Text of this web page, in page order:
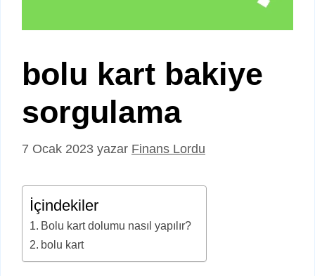
bolu kart bakiye
sorgulama
7 Ocak 2023 yazar Finans Lordu
İçindekiler
Bolu kart dolumu nasıl yapılır?
bolu kart